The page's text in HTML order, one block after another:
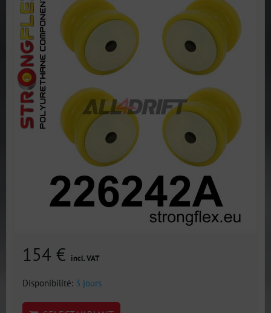
154 € incl. VAT
Disponibilité: 3 jours